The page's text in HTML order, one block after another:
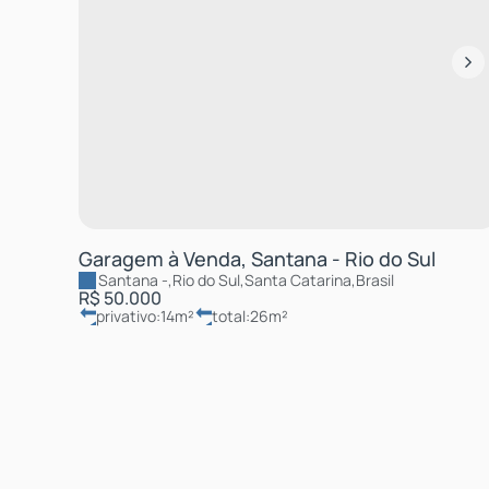
Garagem à Venda, Santana - Rio do Sul
R$ 50.000
Santana ,Rio do Sul,Santa Catarina,Brasil
privativo:14m² total:26m²